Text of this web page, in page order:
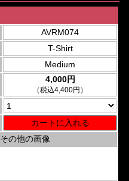
AVRM074
T-Shirt
Medium
4,000円
（税込4,400円）
その他の画像